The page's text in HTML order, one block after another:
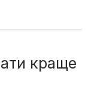
краще